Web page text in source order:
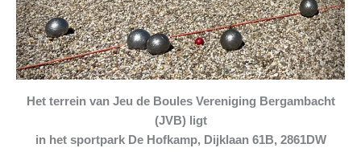
Het terrein van Jeu de Boules Vereniging Bergambacht
(JVB) ligt
in het sportpark De Hofkamp, Dijklaan 61B, 2861DW